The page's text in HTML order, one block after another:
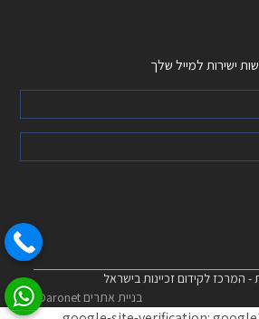
ישירות למייל שלך
בניית אתרים Daronet